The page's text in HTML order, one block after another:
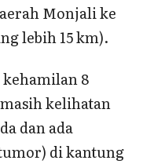
Monjali ke
lebih 15 km).
kehamilan 8
kelihatan
dan ada
di kantung